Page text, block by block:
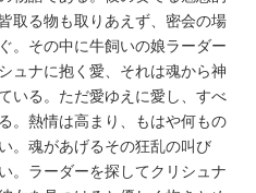
取る物も取りあえず、密会の場
。その中に牛飼いの娘ラーダー
ュナに抱く愛、それは魂から神
いる。ただ愛ゆえに愛し、すべ
。熱情は高まり、もはや何もの
。魂があげるその狂乱の叫び
。ラーダーを探してクリシュナ